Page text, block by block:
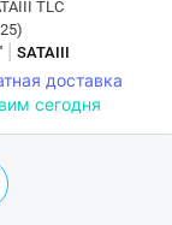
TLC
SATAIII
доставка
сегодня